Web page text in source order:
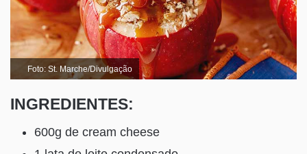
Foto: St. Marche/Divulgação
INGREDIENTES:
600g de cream cheese